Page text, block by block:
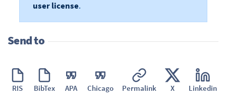
user license.
Send to
RIS BibTex APA Chicago Permalink X Linkedin